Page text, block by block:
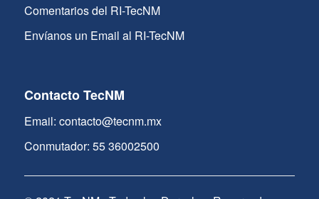
Comentarios del RI-TecNM
Envíanos un Email al RI-TecNM
Contacto TecNM
Email: contacto@tecnm.mx
Conmutador: 55 36002500